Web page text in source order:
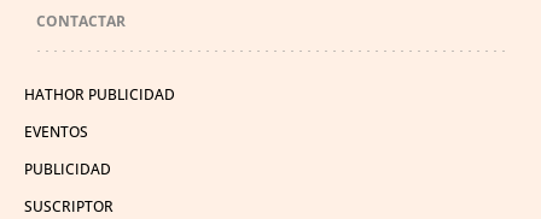
CONTACTAR
HATHOR PUBLICIDAD
EVENTOS
PUBLICIDAD
SUSCRIPTOR